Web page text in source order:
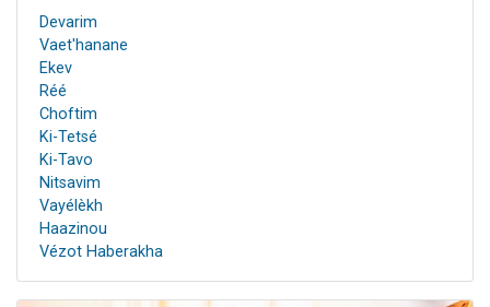
Devarim
Vaet'hanane
Ekev
Réé
Choftim
Ki-Tetsé
Ki-Tavo
Nitsavim
Vayélèkh
Haazinou
Vézot Haberakha